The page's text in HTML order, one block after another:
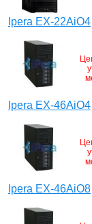
Ipera EX-22AiO4
Ipera EX-46AiO4
Ipera EX-46AiO8